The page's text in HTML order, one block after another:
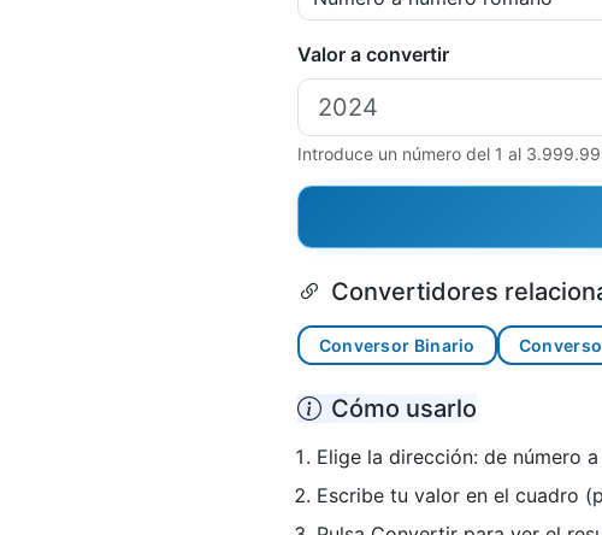
Valor a convertir
Introduce un número del 1 al
Convertidores
Conversor Binario
Cómo usarlo
Elige la dirección: de número
Escribe tu valor en el cuadro